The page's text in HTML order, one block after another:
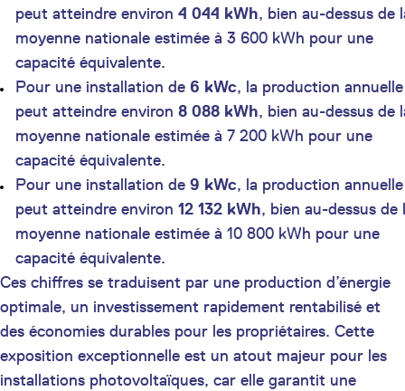
peut atteindre environ 4 044 kWh, bien au-dessus de
moyenne nationale estimée à 3 600 kWh pour une
capacité équivalente.
Pour une installation de 6 kWc, la production annuelle
peut atteindre environ 8 088 kWh, bien au-dessus de
moyenne nationale estimée à 7 200 kWh pour une
capacité équivalente.
Pour une installation de 9 kWc, la production annuelle
peut atteindre environ 12 132 kWh, bien au-dessus de
moyenne nationale estimée à 10 800 kWh pour une
capacité équivalente.
Ces chiffres se traduisent par une production d’énergie
optimale, un investissement rapidement rentabilisé et
des économies durables pour les propriétaires. Cette
exposition exceptionnelle est un atout majeur pour les
installations photovoltaïques, car elle garantit une